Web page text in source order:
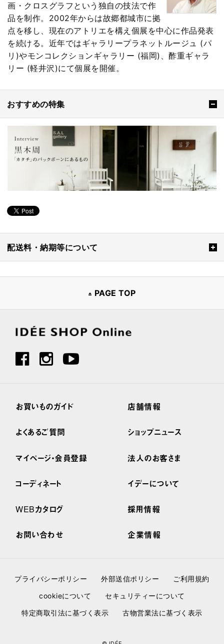
画・クロスグラフという独自の技法で作
品を制作。2002年からは故郷都城市に拠
点を移し、現在のアトリエを構え個展を中心に作品発表
を続ける。近年ではギャラリープラネットルージュ (パ
リ)やモンコレクションギャラリー (福岡)、酢重ギャラ
リー (軽井沢)にて個展を開催。
おすすめの特集
配送料・納期等について
PAGE TOP
お買いものガイド
よくあるご質問
マイページ・会員登録
コーディネート
WEBカタログ
お問い合わせ
店舗情報
ショップニュース
法人のお客さま
イデーについて
採用情報
企業情報
プライバシーポリシー 外部送信ポリシー
ご利用規約
cookieについて
セキュリティーについて
特定商取引法に基づく表示
古物営業法に基づく表示